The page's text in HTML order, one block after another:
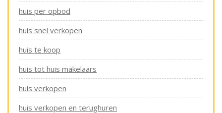
huis per opbod
huis snel verkopen
huis te koop
huis tot huis makelaars
huis verkopen
huis verkopen en terughuren